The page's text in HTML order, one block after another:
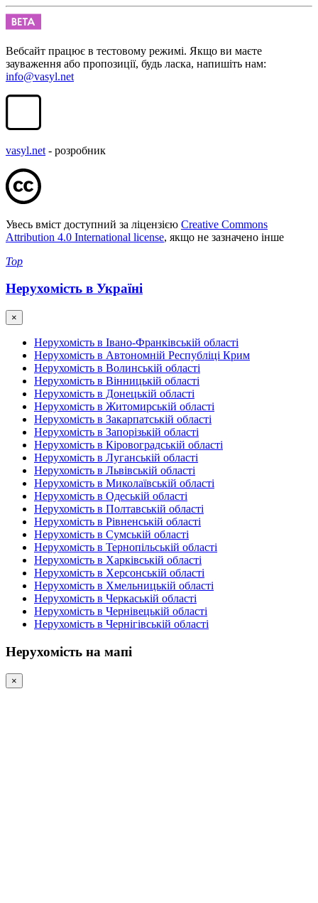
Вебсайт працює в тестовому режимі. Якщо ви маєте
зауваження або пропозиції, будь ласка, напишіть нам:
info@vasyl.net
vasyl.net - розробник
Увесь вміст доступний за ліцензією Creative Commons
Attribution 4.0 International license, якщо не зазначено інше
Top
Нерухомість в Україні
×
Нерухомість в Івано-Франківській області
Нерухомість в Автономній Республіці Крим
Нерухомість в Волинській області
Нерухомість в Вінницькій області
Нерухомість в Донецькій області
Нерухомість в Житомирській області
Нерухомість в Закарпатській області
Нерухомість в Запорізькій області
Нерухомість в Кіровоградській області
Нерухомість в Луганській області
Нерухомість в Львівській області
Нерухомість в Миколаївській області
Нерухомість в Одеській області
Нерухомість в Полтавській області
Нерухомість в Рівненській області
Нерухомість в Сумській області
Нерухомість в Тернопільській області
Нерухомість в Харківській області
Нерухомість в Херсонській області
Нерухомість в Хмельницькій області
Нерухомість в Черкаській області
Нерухомість в Чернівецькій області
Нерухомість в Чернігівській області
Нерухомість на мапі
×